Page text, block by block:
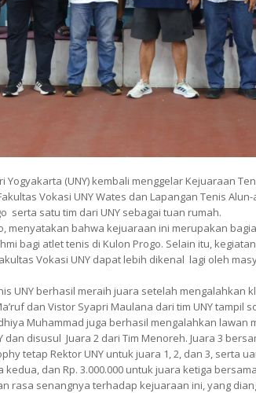
(UNY) kembali menggelar Kejuaraan
Vokasi UNY Wates dan Lapangan Tenis
serta satu tim dari UNY sebagai tuan rumah.
menyatakan bahwa kejuaraan ini merupakan
bagi atlet tenis di Kulon Progo. Selain itu,
Vokasi UNY dapat lebih dikenal lagi oleh
UNY berhasil meraih juara setelah mengalahkan
dan Vistor Syapri Maulana dari tim UNY
Muhammad juga berhasil mengalahkan
dan disusul Juara 2 dari Tim Menoreh. Juara 3
tetap Rektor UNY untuk juara 1, 2, dan 3, serta
kedua, dan Rp. 3.000.000 untuk juara ketiga
rasa senangnya terhadap kejuaraan ini, yang